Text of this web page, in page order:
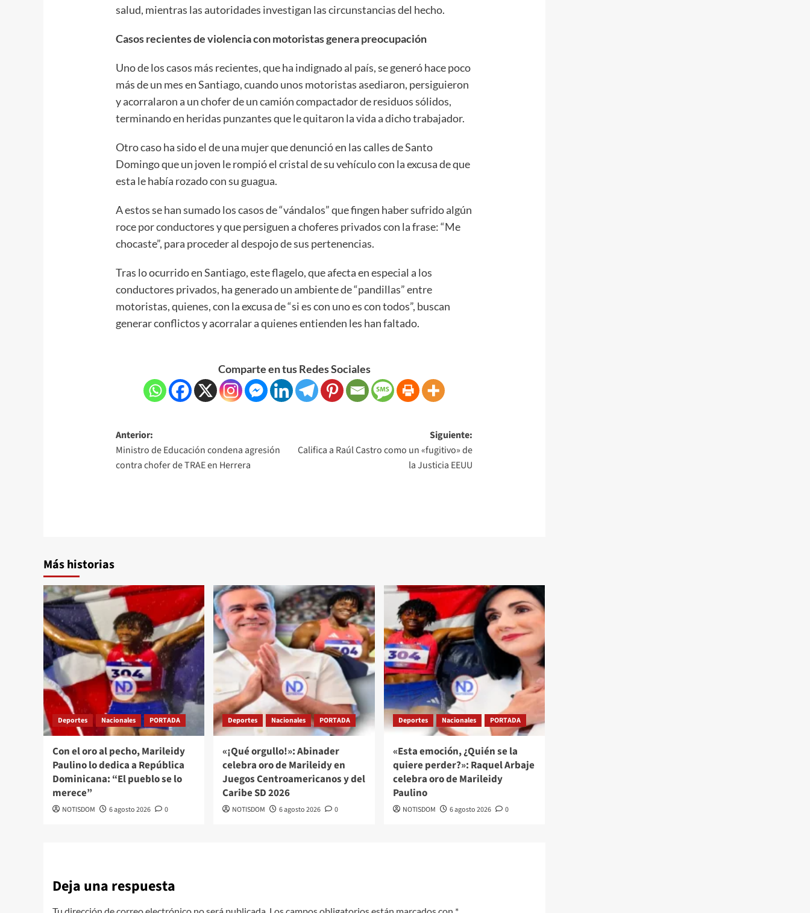
salud, mientras las autoridades investigan las circunstancias del hecho.
Casos recientes de violencia con motoristas genera preocupación
Uno de los casos más recientes, que ha indignado al país, se generó hace poco
más de un mes en Santiago, cuando unos motoristas asediaron, persiguieron
y acorralaron a un chofer de un camión compactador de residuos sólidos,
terminando en heridas punzantes que le quitaron la vida a dicho trabajador.
Otro caso ha sido el de una mujer que denunció en las calles de Santo
Domingo que un joven le rompió el cristal de su vehículo con la excusa de que
esta le había rozado con su guagua.
A estos se han sumado los casos de “vándalos” que fingen haber sufrido algún
roce por conductores y que persiguen a choferes privados con la frase: “Me
chocaste”, para proceder al despojo de sus pertenencias.
Tras lo ocurrido en Santiago, este flagelo, que afecta en especial a los
conductores privados, ha generado un ambiente de “pandillas” entre
motoristas, quienes, con la excusa de “si es con uno es con todos”, buscan
generar conflictos y acorralar a quienes entienden les han faltado.
Comparte en tus Redes Sociales
Anterior:
Ministro de Educación condena agresión
contra chofer de TRAE en Herrera
Siguiente:
Califica a Raúl Castro como un «fugitivo» de
la Justicia EEUU
Más historias
Deportes Nacionales PORTADA
Con el oro al pecho, Marileidy
Paulino lo dedica a República
Dominicana: “El pueblo se lo
merece”
NOTISDOM 6 agosto 2026 0
Deportes Nacionales PORTADA
«¡Qué orgullo!»: Abinader
celebra oro de Marileidy en
Juegos Centroamericanos y del
Caribe SD 2026
NOTISDOM 6 agosto 2026 0
Deportes Nacionales PORTADA
«Esta emoción, ¿Quién se la
quiere perder?»: Raquel Arbaje
celebra oro de Marileidy
Paulino
NOTISDOM 6 agosto 2026 0
Deja una respuesta